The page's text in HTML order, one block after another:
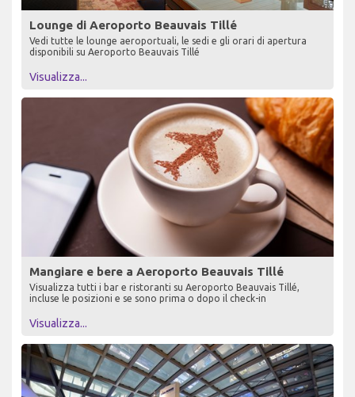
Lounge di Aeroporto Beauvais Tillé
Vedi tutte le lounge aeroportuali, le sedi e gli orari di apertura
disponibili su Aeroporto Beauvais Tillé
Visualizza...
Mangiare e bere a Aeroporto Beauvais Tillé
Visualizza tutti i bar e ristoranti su Aeroporto Beauvais Tillé,
incluse le posizioni e se sono prima o dopo il check-in
Visualizza...